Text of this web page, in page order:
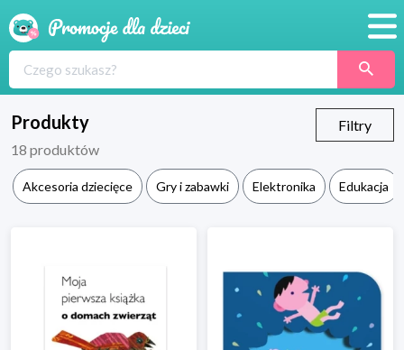
Blog
Produkty
Filtry
18 produktów
Akcesoria dziecięce Gry i zabawki Elektronika Edukacja